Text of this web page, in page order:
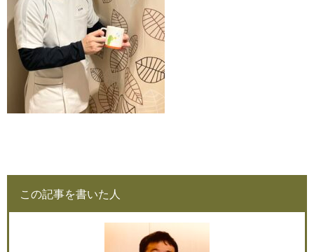
この記事を書いた人